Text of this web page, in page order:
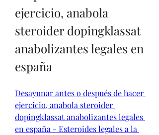
ejercicio, anabola
steroider dopingklassat
anabolizantes legales en
españa
Desayunar antes o después de hacer
ejercicio, anabola steroider
dopingklassat anabolizantes legales
en españa - Esteroides legales a la